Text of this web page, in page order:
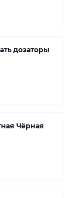
дозаторы
Чёрная